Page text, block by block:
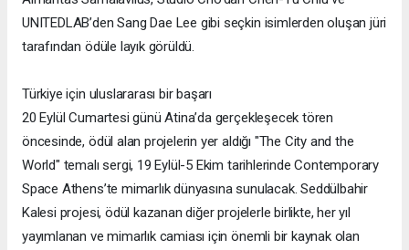
UNITEDLAB’den Sang Dae Lee gibi seçkin isimlerden oluşan jüri
tarafından ödüle layık görüldü.
Türkiye için uluslararası bir başarı
20 Eylül Cumartesi günü Atina’da gerçekleşecek tören
öncesinde, ödül alan projelerin yer aldığı "The City and the
World" temalı sergi, 19 Eylül-5 Ekim tarihlerinde Contemporary
Space Athens’te mimarlık dünyasına sunulacak. Seddülbahir
Kalesi projesi, ödül kazanan diğer projelerle birlikte, her yıl
yayımlanan ve mimarlık camiası için önemli bir kaynak olan